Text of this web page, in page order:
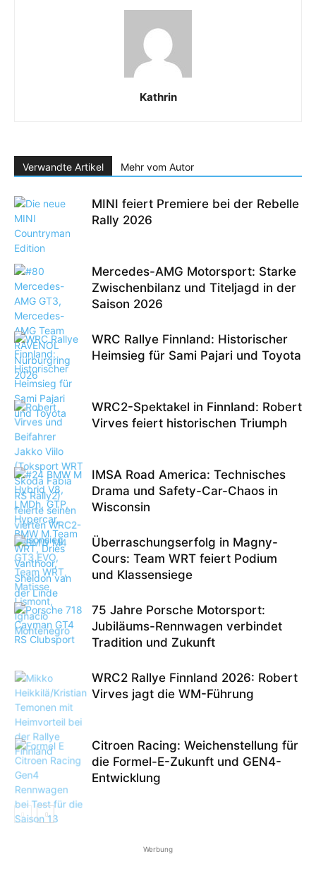
Kathrin
Verwandte Artikel Mehr vom Autor
MINI feiert Premiere bei der Rebelle
Rally 2026
Mercedes-AMG Motorsport: Starke
Zwischenbilanz und Titeljagd in der
Saison 2026
WRC Rallye Finnland: Historischer
Heimsieg für Sami Pajari und Toyota
WRC2-Spektakel in Finnland: Robert
Virves feiert historischen Triumph
IMSA Road America: Technisches
Drama und Safety-Car-Chaos in
Wisconsin
Überraschungserfolg in Magny-
Cours: Team WRT feiert Podium
und Klassensiege
75 Jahre Porsche Motorsport:
Jubiläums-Rennwagen verbindet
Tradition und Zukunft
WRC2 Rallye Finnland 2026: Robert
Virves jagt die WM-Führung
Citroen Racing: Weichenstellung für
die Formel-E-Zukunft und GEN4-
Entwicklung
Werbung